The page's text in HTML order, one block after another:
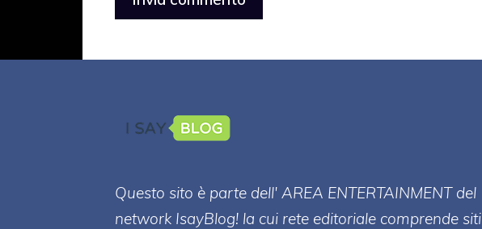
Questo sito è parte dell' AREA ENTERTAINMENT del
network IsayBlog! la cui rete editoriale comprende siti